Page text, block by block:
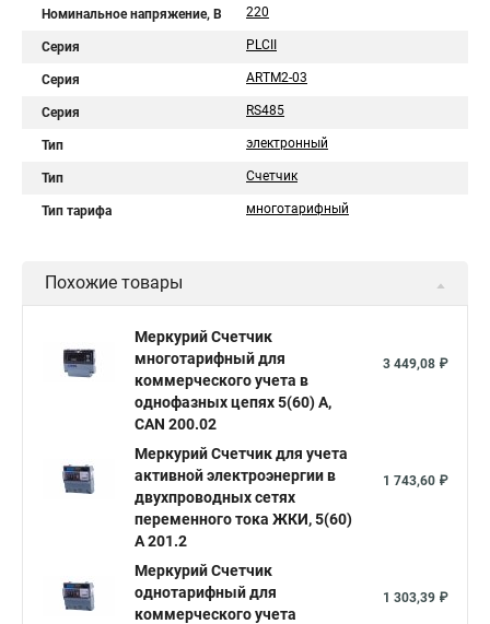
Номинальное напряжение, В 220
Серия PLСII
Серия ARTM2-03
Серия RS485
Тип электронный
Тип Счетчик
Тип тарифа многотарифный
Похожие товары
Меркурий Счетчик
многотарифный для
коммерческого учета в
однофазных цепях 5(60) А,
CAN 200.02
3 449,08 ₽
Меркурий Счетчик для учета
активной электроэнергии в
двухпроводных сетях
переменного тока ЖКИ, 5(60)
А 201.2
1 743,60 ₽
Меркурий Счетчик
однотарифный для
коммерческого учета
1 303,39 ₽